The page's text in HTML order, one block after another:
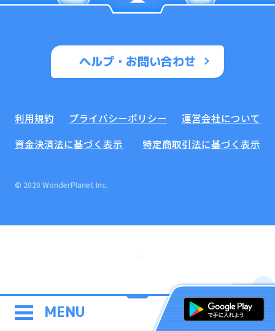
MENU
ヘルプ・お問い合わせ
利用規約 プライバシーポリシー
運営会社について
資金決済法に基づく表示
特定商取引法に基づく表示
© 2020 WonderPlanet Inc.